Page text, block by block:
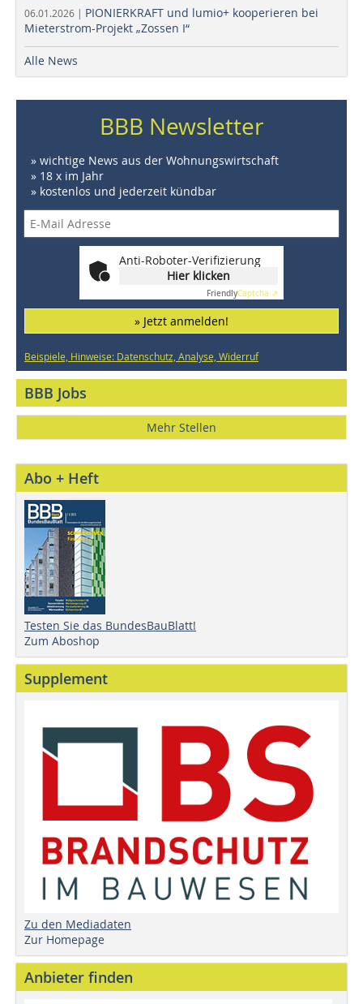
06.01.2026 | PIONIERKRAFT und lumio+ kooperieren bei
Mieterstrom-Projekt „Zossen I“
Alle News
BBB Newsletter
» wichtige News aus der Wohnungswirtschaft
» 18 x im Jahr
» kostenlos und jederzeit kündbar
Anti-Roboter-Verifizierung
Hier klicken
FriendlyCaptcha ⇗
» Jetzt anmelden!
Beispiele, Hinweise: Datenschutz, Analyse, Widerruf
BBB Jobs
Mehr Stellen
Abo + Heft
Testen Sie das BundesBauBlatt!
Zum Aboshop
Supplement
Zu den Mediadaten
Zur Homepage
Anbieter finden